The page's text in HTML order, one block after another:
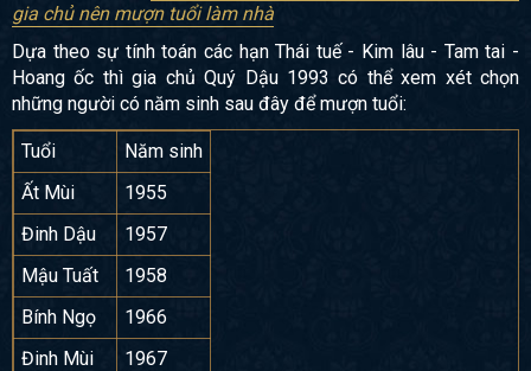
gia chủ nên mượn tuổi làm nhà
Dựa theo sự tính toán các hạn Thái tuế - Kim lâu - Tam tai -
Hoang ốc thì gia chủ Quý Dậu 1993 có thể xem xét chọn
những người có năm sinh sau đây để mượn tuổi:
Tuổi
Năm sinh
Ất Mùi
1955
Đinh Dậu
1957
Mậu Tuất
1958
Bính Ngọ
1966
Đinh Mùi
1967